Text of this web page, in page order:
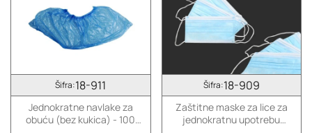
Šifra:18-911
Jednokratne navlake za
obuću (bez kukica) - 100
Šifra:18-909
Zaštitne maske za lice za
jednokratnu upotrebu